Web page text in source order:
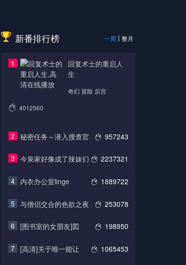
新番排行榜 一周 整月
1
回复术士的重启人
生
奇幻 冒险 后宫
4012560
2 957243
秘密任务～潜入搜查官
3 2237321
今泉家好像成了辣妹们
4 1889722
内衣办公室linge
5 253078
与僧侣交合的色欲之夜
6 198950
[图书室的女朋友]図
7 1065453
[高清]关于唯一能让